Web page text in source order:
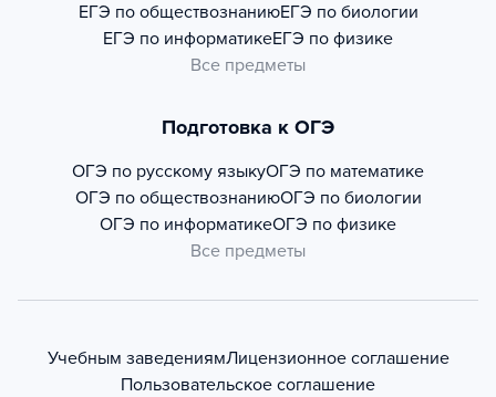
ЕГЭ по обществознаниюЕГЭ по биологии
ЕГЭ по информатикеЕГЭ по физике
Все предметы
Подготовка к ОГЭ
ОГЭ по русскому языкуОГЭ по математике
ОГЭ по обществознаниюОГЭ по биологии
ОГЭ по информатикеОГЭ по физике
Все предметы
Учебным заведениямЛицензионное соглашение
Пользовательское соглашение